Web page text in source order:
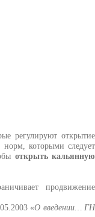
регулируют открытие
норм, которыми следует
открыть кальянную
продвижение
«О введении… ГН